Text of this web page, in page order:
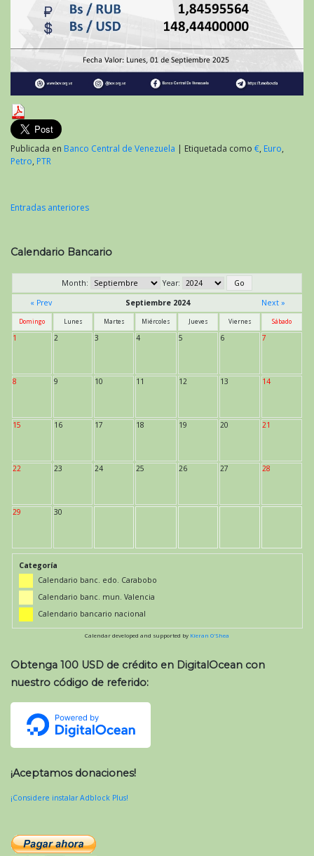
Publicada en Banco Central de Venezuela | Etiquetada como €, Euro,
Petro, PTR
de
entradas
Entradas anteriores
Calendario Bancario
Month:
Year:
« Prev
Septiembre 2024 Next »
Domingo Lunes Martes Miércoles Jueves Viernes Sábado
1 2 3 4 5 6 7
8 9 10 11 12 13 14
15 16 17 18 19 20 21
22 23 24 25 26 27 28
29 30
Categoría
Calendario banc. edo. Carabobo
Calendario banc. mun. Valencia
Calendario bancario nacional
Calendar developed and supported by Kieran O'Shea
Obtenga 100 USD de crédito en DigitalOcean con
nuestro código de referido:
¡Aceptamos donaciones!
¡Considere instalar Adblock Plus!